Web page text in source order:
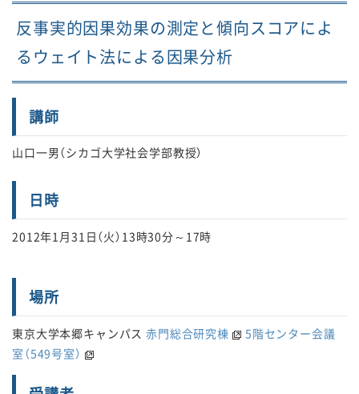
反事実的因果効果の測定と傾向スコアによ
るウェイト法による因果分析
講師
山口一男（シカゴ大学社会学部教授）
日時
2012年1月31日（火）13時30分～17時
場所
東京大学本郷キャンパス赤門総合研究棟
5階センター会議
室（549号室）